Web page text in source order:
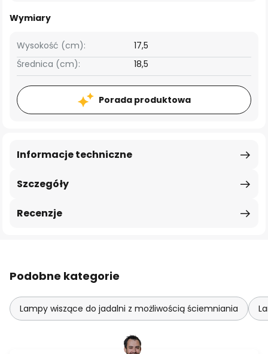
Wymiary
Wysokość (cm):
17,5
Średnica (cm):
18,5
Porada produktowa
Szczegóły
Informacje techniczne
Recenzje
Podobne kategorie
Lampy wiszące do jadalni z możliwością ściemniania